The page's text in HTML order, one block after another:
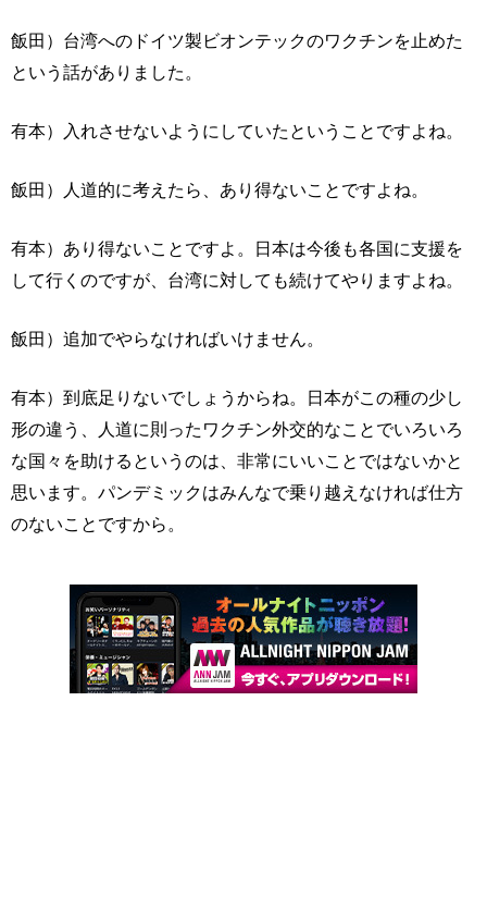
飯田）台湾へのドイツ製ビオンテックのワクチンを止めた
という話がありました。
有本）入れさせないようにしていたということですよね。
飯田）人道的に考えたら、あり得ないことですよね。
有本）あり得ないことですよ。日本は今後も各国に支援を
して行くのですが、台湾に対しても続けてやりますよね。
飯田）追加でやらなければいけません。
有本）到底足りないでしょうからね。日本がこの種の少し
形の違う、人道に則ったワクチン外交的なことでいろいろ
な国々を助けるというのは、非常にいいことではないかと
思います。パンデミックはみんなで乗り越えなければ仕方
のないことですから。